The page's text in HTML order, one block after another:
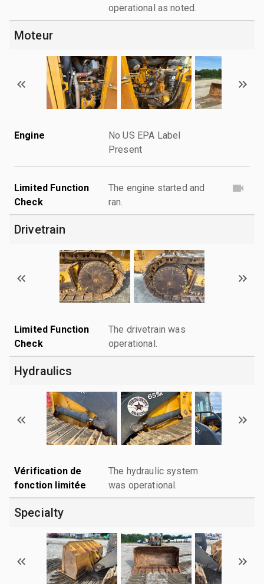
operational as noted.
Moteur
Engine
No US EPA Label
Present
Limited Function
Check
The engine started and
ran.
Drivetrain
Limited Function
Check
The drivetrain was
operational.
Hydraulics
Vérification de
fonction limitée
The hydraulic system
was operational.
Specialty